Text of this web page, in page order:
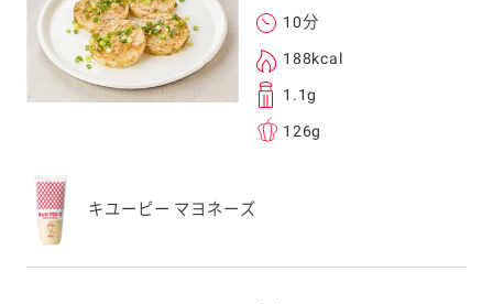
レスは、本サービ
。当社はこの情報
ことはございませ
10分
188kcal
1.1g
126g
キユーピー マヨネーズ